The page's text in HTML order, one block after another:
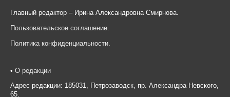
Главный редактор – Ирина Александровна Смирнова.
Пользовательское соглашение.
Политика конфиденциальности
• О редакции
Адрес редакции: 185031, Петрозаводск, пр. Александра Невского,
65.